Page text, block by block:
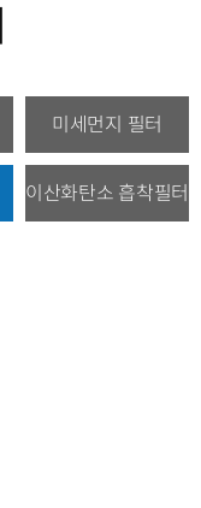
미세먼지 필터
이산화탄소 흡착필터